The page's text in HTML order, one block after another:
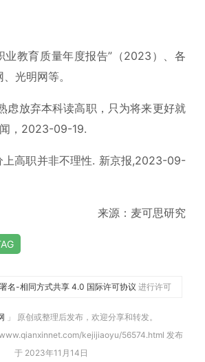
业教育质量年度报告”（2023）、各
光明网等。
虑放弃本科读高职，只为将来更好就
，2023-09-19.
高职并非不理性. 新京报,2023-09-
来源：麦可思研究
名-相同方式共享 4.0 国际许可协议 进行许可
」 原创或整理后发布，欢迎分享和转发。
kejijiaoyu/56574.html 发布
于 2023年11月14日